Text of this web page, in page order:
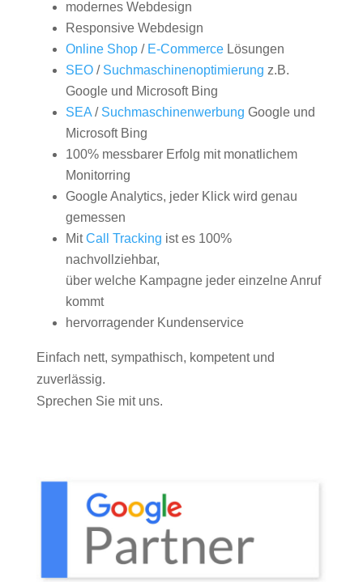
modernes Webdesign
Responsive Webdesign
Online Shop/ E-CommerceLösungen
SEO/ Suchmaschinenoptimierung z.B.
Google und Microsoft Bing
SEA/ Suchmaschinenwerbung Google und
Microsoft Bing
100% messbarer Erfolg mit monatlichem
Monitorring
Google Analytics, jeder Klick wird genau
gemessen
MitCall Tracking ist es 100%
nachvollziehbar,
über welche Kampagne jeder einzelne Anruf
kommt
hervorragender Kundenservice
Einfach nett, sympathisch, kompetent und
zuverlässig.
Sprechen Sie mit uns.